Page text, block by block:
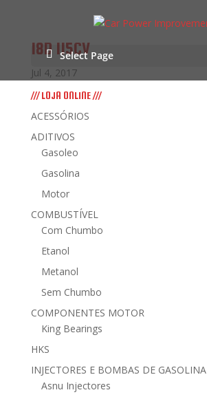
Select Page
18D 115CV
Jul 4, 2017
/// LOJA ONLINE ///
ACESSÓRIOS
ADITIVOS
Gasoleo
Gasolina
Motor
COMBUSTÍVEL
Com Chumbo
Etanol
Metanol
Sem Chumbo
COMPONENTES MOTOR
King Bearings
HKS
INJECTORES E BOMBAS DE GASOLINA
Asnu Injectores